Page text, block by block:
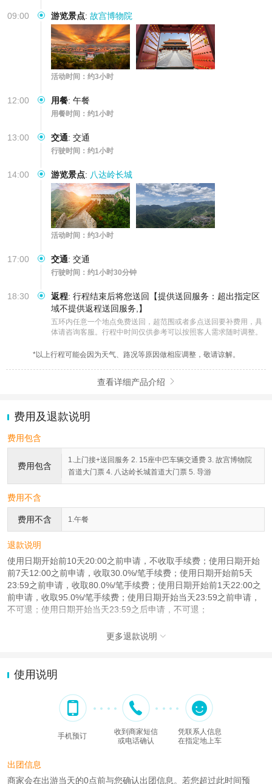
09:00 游览景点: 故宫博物院
活动时间：约3小时
12:00 用餐: 午餐
用餐时间：约1小时
13:00 交通: 交通
行驶时间：约1小时
14:00 游览景点: 八达岭长城
活动时间：约3小时
17:00 交通: 交通
行驶时间：约1小时30分钟
18:30 返程: 行程结束后将您送回【提供送回服务：超出指定区
域不提供返程送回服务,】
五环内任意一个地点免费送回，超范围或者多点送回要补费用，具
体请咨询客服。行程中时间仅供参考可以按照客人需求随时调整。
*以上行程可能会因为天气、路况等原因做相应调整，敬请谅解。
查看详细产品介绍 
费用及退款说明
费用包含
费用包含
1.上门接+送回服务 2. 15座中巴车辆交通费 3. 故宫博物院
首道大门票 4. 八达岭长城首道大门票 5. 导游
费用不含
费用不含 1.午餐
退款说明
使用日期开始前10天20:00之前申请，不收取手续费；使用日期开始
前7天12:00之前申请，收取30.0%/笔手续费；使用日期开始前5天
23:59之前申请，收取80.0%/笔手续费；使用日期开始前1天22:00之
前申请，收取95.0%/笔手续费；使用日期开始当天23:59之前申请，
不可退；使用日期开始当天23:59之后申请，不可退；
更多退款说明 
使用说明
手机预订
收到商家短信
或电话确认
凭联系人信息
在指定地上车
出团信息
商家会在出游当天的0点前与您确认出团信息。若您超过此时间预